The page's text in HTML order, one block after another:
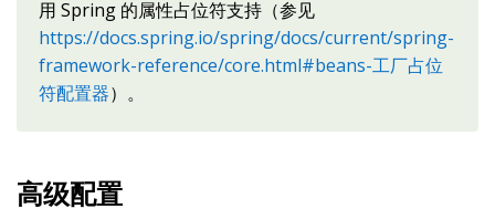
用 Spring 的属性占位符支持（参见
https://docs.spring.io/spring/docs/current/spring-
framework-reference/core.html#beans-工厂占位
符配置器）。
高级配置